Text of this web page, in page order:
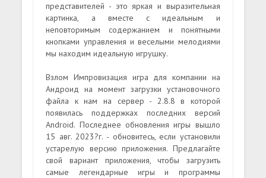
представителей - это яркая и выразительная
картинка, а вместе с идеальным и
неповторимым содержанием и понятными
кнопками управления и веселыми мелодиями
мы находим идеальную игрушку.
Взлом Импровизация игра для компании на
Андроид на момент загрузки установочного
файла к нам на сервер - 2.8.8 в которой
появилась поддержках последних версий
Android. Последнее обновления игры вышло
15 авг. 2023?г. - обновитесь, если установили
устарелую версию приложения. Предлагайте
свой вариант приложения, чтобы загрузить
самые легендарные игры и программы